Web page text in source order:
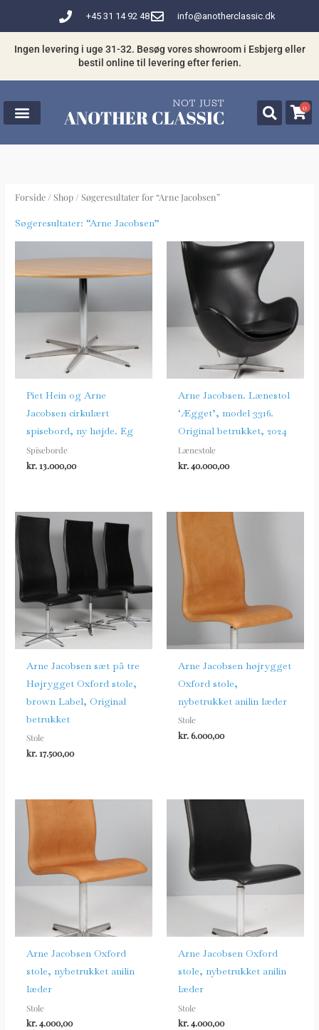
indholdet
+45 31 14 92 48 info@anotherclassic.dk
Ingen levering i uge 31-32. Besøg vores showroom i Esbjerg eller
bestil online til levering efter ferien.
0
Forside /Shop / Søgeresultater for “Arne Jacobsen”
Søgeresultater: “Arne Jacobsen”
Piet Hein og Arne
Jacobsen cirkulært
spisebord, ny højde. Eg
Spiseborde
kr.13.000,00
Arne Jacobsen. Lænestol
‘Ægget’, model 3316.
Original betrukket, 2024
Lænestole
kr.40.000,00
Arne Jacobsen sæt på tre
Højrygget Oxford stole,
brown Label, Original
betrukket
Stole
kr.17.500,00
Arne Jacobsen højrygget
Oxford stole,
nybetrukket anilin læder
Stole
kr.6.000,00
Arne Jacobsen Oxford
stole, nybetrukket anilin
læder
Stole
kr.4.000,00
Arne Jacobsen Oxford
stole, nybetrukket anilin
læder
Stole
kr.4.000,00